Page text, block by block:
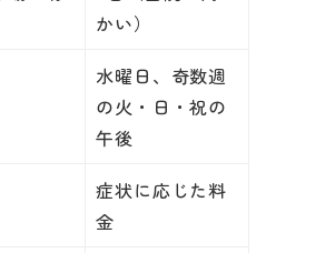
かい）
水曜日、奇数週
の火・日・祝の
午後
症状に応じた料
金